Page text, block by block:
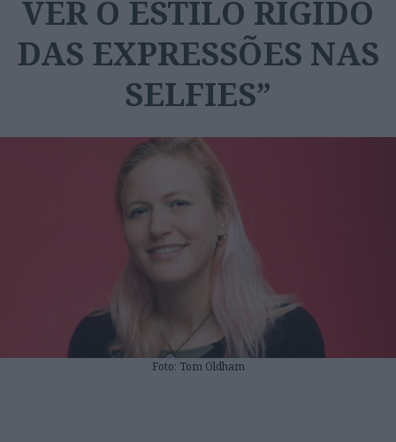
VER O ESTILO RÍGIDO
DAS EXPRESSÕES NAS
SELFIES”
Foto: Tom Oldham